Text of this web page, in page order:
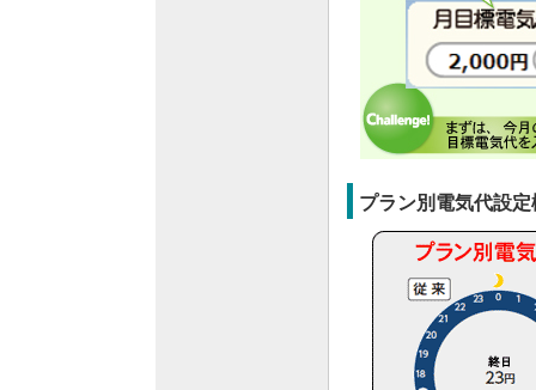
プラン別電気代設定